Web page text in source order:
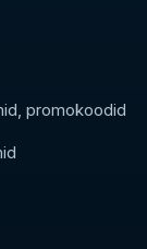
promokoodid